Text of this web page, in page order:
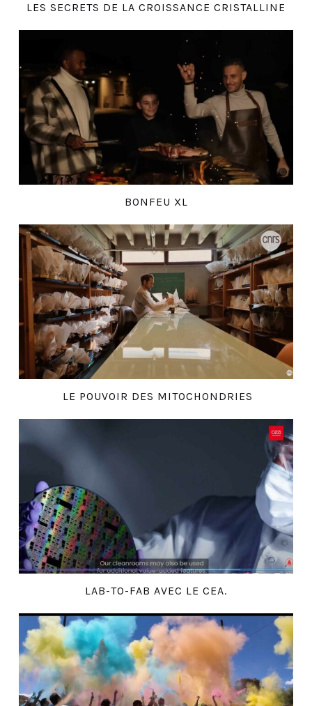
LES SECRETS DE LA CROISSANCE CRISTALLINE
BONFEU XL
LE POUVOIR DES MITOCHONDRIES
LAB-TO-FAB AVEC LE CEA.